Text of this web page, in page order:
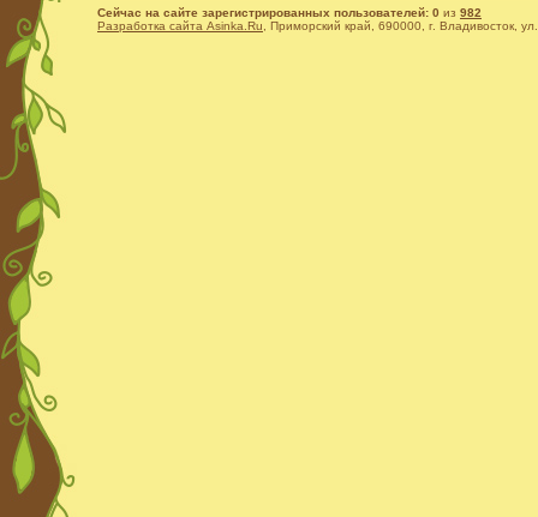
Сейчас на сайте зарегистрированных пользователей: 0 из 982
Разработка сайта Asinka.Ru , Приморский край, 690000, г. Владивосток,